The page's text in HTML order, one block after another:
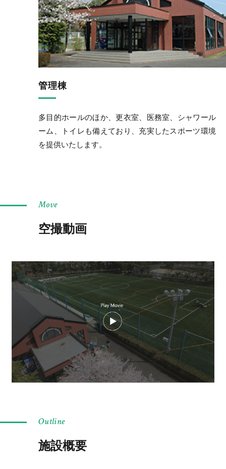
管理棟
多目的ホールのほか、更衣室、医務室、シャワール
ーム、トイレも備えており、充実したスポーツ環境
を提供いたします。
Move
空撮動画
Outline
施設概要